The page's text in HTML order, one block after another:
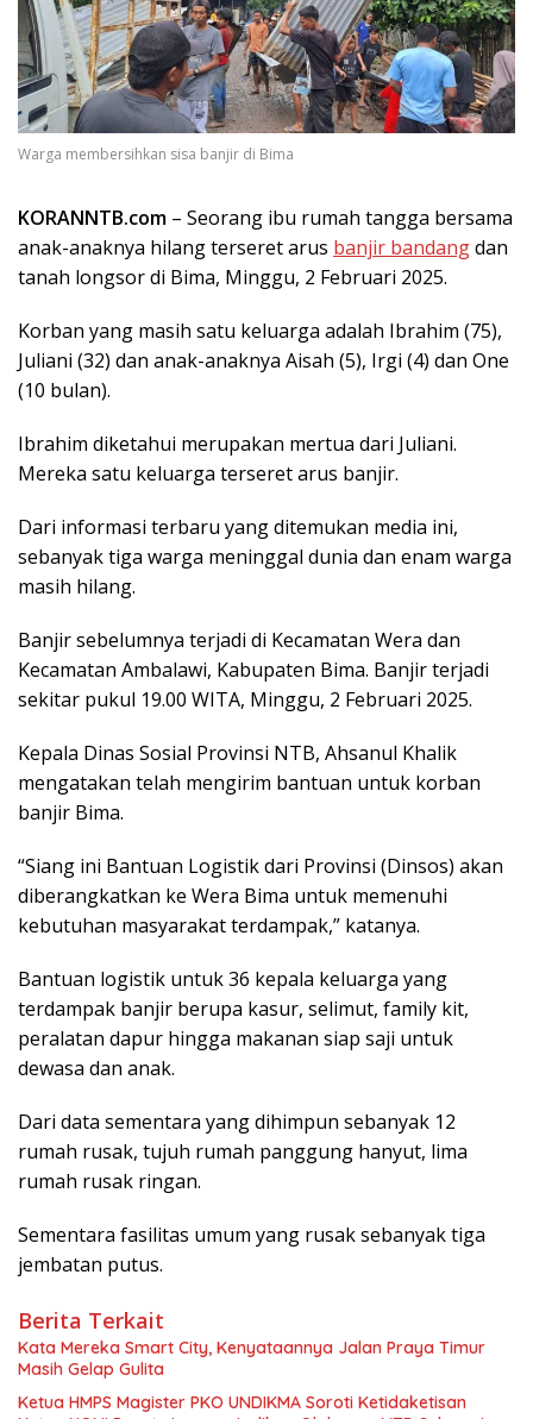
Warga membersihkan sisa banjir di Bima
KORANNTB.com – Seorang ibu rumah tangga bersama
anak-anaknya hilang terseret arus banjir bandangdan
tanah longsor di Bima, Minggu, 2 Februari 2025.
Korban yang masih satu keluarga adalah Ibrahim (75),
Juliani (32) dan anak-anaknya Aisah (5), Irgi (4) dan One
(10 bulan).
Ibrahim diketahui merupakan mertua dari Juliani.
Mereka satu keluarga terseret arus banjir.
Dari informasi terbaru yang ditemukan media ini,
sebanyak tiga warga meninggal dunia dan enam warga
masih hilang.
Banjir sebelumnya terjadi di Kecamatan Wera dan
Kecamatan Ambalawi, Kabupaten Bima. Banjir terjadi
sekitar pukul 19.00 WITA, Minggu, 2 Februari 2025.
Kepala Dinas Sosial Provinsi NTB, Ahsanul Khalik
mengatakan telah mengirim bantuan untuk korban
banjir Bima.
“Siang ini Bantuan Logistik dari Provinsi (Dinsos) akan
diberangkatkan ke Wera Bima untuk memenuhi
kebutuhan masyarakat terdampak,” katanya.
Bantuan logistik untuk 36 kepala keluarga yang
terdampak banjir berupa kasur, selimut, family kit,
peralatan dapur hingga makanan siap saji untuk
dewasa dan anak.
Dari data sementara yang dihimpun sebanyak 12
rumah rusak, tujuh rumah panggung hanyut, lima
rumah rusak ringan.
Sementara fasilitas umum yang rusak sebanyak tiga
jembatan putus.
Berita Terkait
Kata Mereka Smart City, Kenyataannya Jalan Praya Timur
Masih Gelap Gulita
Ketua HMPS Magister PKO UNDIKMA Soroti Ketidaketisan